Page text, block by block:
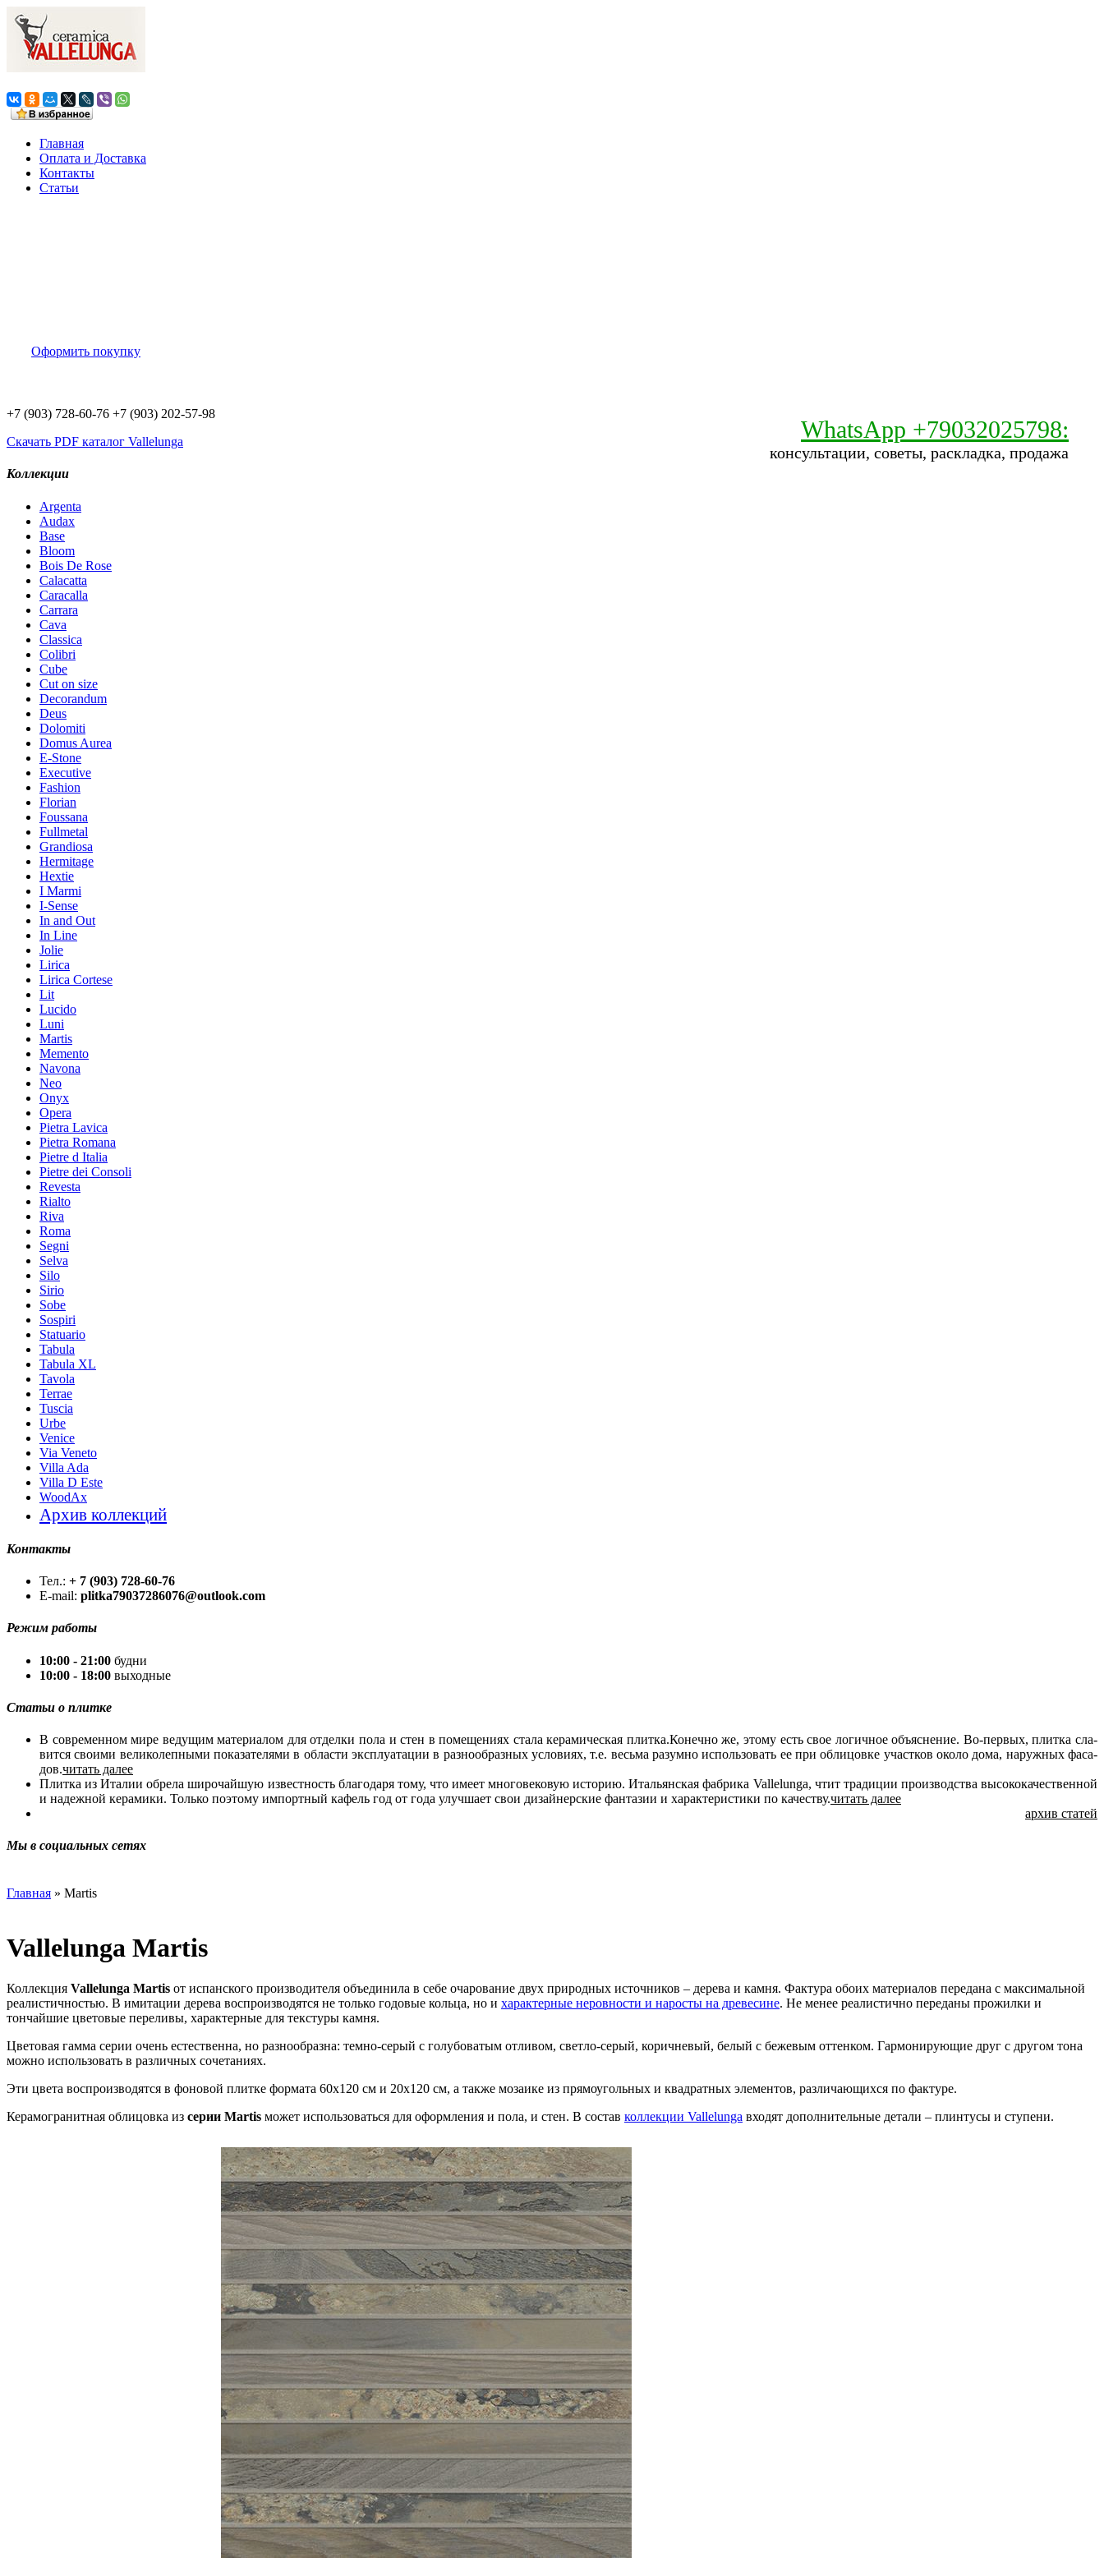
Главная
Оплата и Доставка
Контакты
Статьи
Оформить покупку
+7 (903) 728-60-76 +7 (903) 202-57-98
WhatsApp +79032025798:
консультации, советы, раскладка, продажа
Скачать PDF каталог Vallelunga
Коллекции
Argenta
Audax
Base
Bloom
Bois De Rose
Calacatta
Caracalla
Carrara
Cava
Classica
Colibri
Cube
Cut on size
Decorandum
Deus
Dolomiti
Domus Aurea
E-Stone
Executive
Fashion
Florian
Foussana
Fullmetal
Grandiosa
Hermitage
Hextie
I Marmi
I-Sense
In and Out
In Line
Jolie
Lirica
Lirica Cortese
Lit
Lucido
Luni
Martis
Memento
Navona
Neo
Onyx
Opera
Pietra Lavica
Pietra Romana
Pietre d Italia
Pietre dei Consoli
Revesta
Rialto
Riva
Roma
Segni
Selva
Silo
Sirio
Sobe
Sospiri
Statuario
Tabula
Tabula XL
Tavola
Terrae
Tuscia
Urbe
Venice
Via Veneto
Villa Ada
Villa D Este
WoodAx
Архив коллекций
Контакты
Тел.: + 7 (903) 728-60-76
E-mail: plitka79037286076@outlook.com
Режим работы
10:00 - 21:00 будни
10:00 - 18:00 выходные
Статьи о плитке
В со­вре­мен­ном ми­ре ве­ду­щим ма­те­ри­а­лом для от­дел­ки по­ла и стен в по­ме­ще­ни­ях ста­ла ке­ра­ми­че­ская плит­ка.Ко­неч­но же, это­му есть свое ло­гич­ное объ­яс­не­ние. Во-пер­вых, плит­ка сла­
вит­ся сво­и­ми ве­ли­ко­леп­ны­ми по­ка­за­те­ля­ми в об­ла­сти экс­плу­а­та­ции в раз­но­об­раз­ных усло­ви­ях, т.е. весь­ма ра­зум­но ис­поль­зо­вать ее при об­ли­цов­ке участ­ков око­ло до­ма, на­руж­ных фа­са­
дов.читать далее
Плит­ка из Ита­лии об­ре­ла ши­ро­чай­шую из­вест­ность бла­го­да­ря то­му, что име­ет мно­го­ве­ко­вую ис­то­рию. Ита­льян­ская фаб­ри­ка Vallelunga, чтит тра­ди­ции про­из­вод­ства вы­со­ко­ка­че­ствен­ной
и на­деж­ной ке­ра­ми­ки. Толь­ко по­это­му им­порт­ный ка­фель год от го­да улуч­ша­ет свои ди­зай­нер­ские фан­та­зии и ха­рак­те­ри­сти­ки по ка­че­ству.читать далее
архив статей
Мы в социальных сетях
Главная » Martis
Vallelunga Martis
Коллекция Vallelunga Martis от испанского производителя объединила в себе очарование двух природных источников – дерева и камня. Фактура обоих материалов передана с максимальной
реалистичностью. В имитации дерева воспроизводятся не только годовые кольца, но и характерные неровности и наросты на древесине. Не менее реалистично переданы прожилки и
тончайшие цветовые переливы, характерные для текстуры камня.
Цветовая гамма серии очень естественна, но разнообразна: темно-серый с голубоватым отливом, светло-серый, коричневый, белый с бежевым оттенком. Гармонирующие друг с другом тона
можно использовать в различных сочетаниях.
Эти цвета воспроизводятся в фоновой плитке формата 60x120 см и 20x120 см, а также мозаике из прямоугольных и квадратных элементов, различающихся по фактуре.
Керамогранитная облицовка из серии Martis может использоваться для оформления и пола, и стен. В состав коллекции Vallelunga входят дополнительные детали – плинтусы и ступени.